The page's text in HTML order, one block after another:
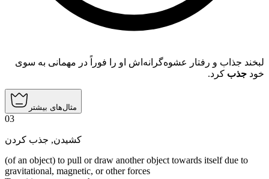
لبخند جذاب و رفتار عشوه‌گرانه‌اش او را فوراً در مهمانی به سوی
خود جذب کرد.
مثال‌های بیشتر
03
کشیدن, جذب کردن
(of an object) to pull or draw another object towards itself due to
gravitational, magnetic, or other forces